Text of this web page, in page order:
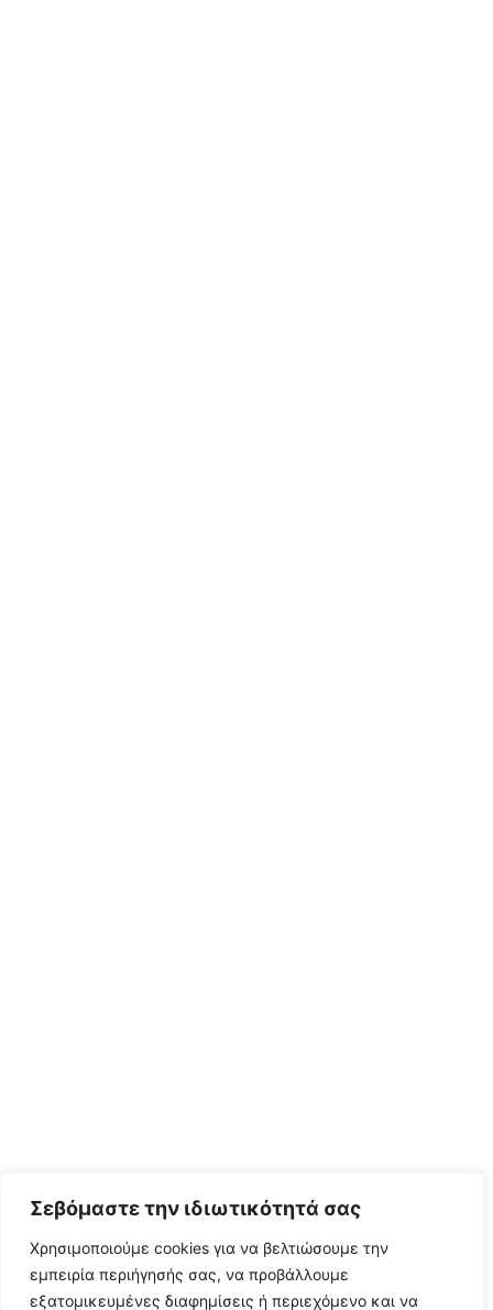
Σεβόμαστε την ιδιωτικότητά σας
Χρησιμοποιούμε cookies για να βελτιώσουμε την
εμπειρία περιήγησής σας, να προβάλλουμε
εξατομικευμένες διαφημίσεις ή περιεχόμενο και να